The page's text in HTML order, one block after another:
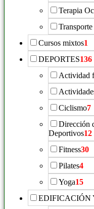
Terapia
Cursos mixtos1
DEPORTES136
Actividad
Ciclismo7
Dirección
Deportivos12
Fitness30
Pilates4
Yoga15
EDIFICACIÓN